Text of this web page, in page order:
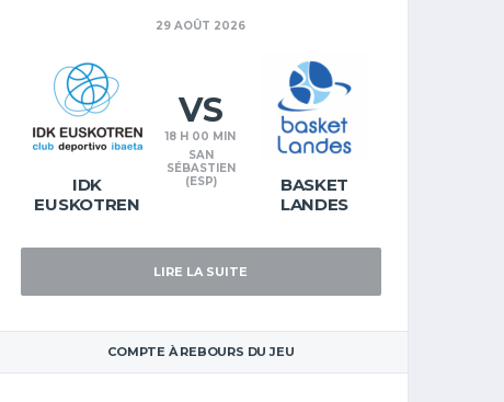
29 AOÛT 2026
IDK
EUSKOTREN
BASKET
LANDES
VS
18 H 00 MIN
SAN
SÉBASTIEN
(ESP)
LIRE LA SUITE
COMPTE À REBOURS DU JEU